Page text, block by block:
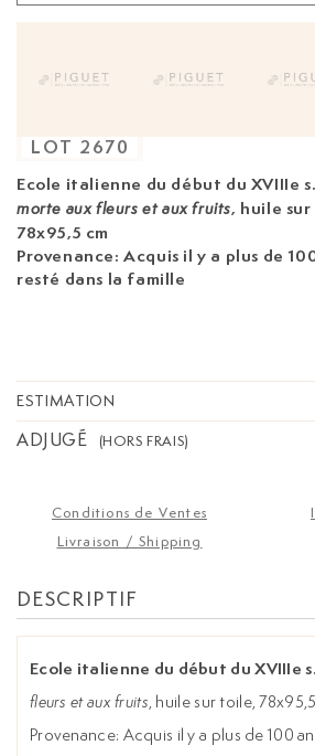
Ecole italienne du début du XVIIIe
morte aux fleurs et aux fruits, huile
78x95,5 cm
Provenance: Acquis il y a plus de
resté dans la famille
LOT 2670
ESTIMATION
ADJUGÉ (HORS FRAIS)
Conditions de Ventes
Livraison / Shipping
DESCRIPTIF
Ecole italienne du début du XVIIIe s.
fleurs et aux fruits, huile sur toile,
Provenance: Acquis il y a plus de 100